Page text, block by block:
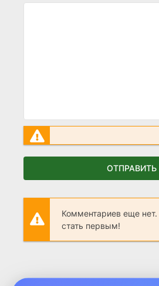
ОТПРАВИТЬ
Комментариев еще
стать первым!